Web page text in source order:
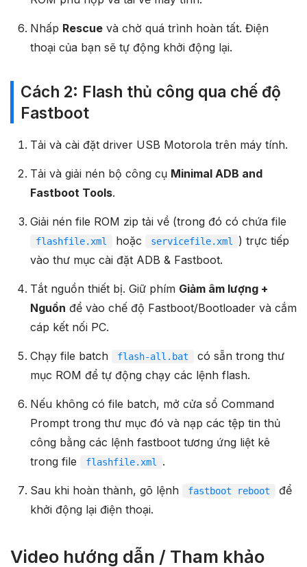
Nhấp Rescuevà chờ quá trình hoàn tất. Điện
thoại của bạn sẽ tự động khởi động lại.
Cách 2: Flash thủ công qua chế độ
Fastboot
Tải và cài đặt driver USB Motorola trên máy tính.
Tải và giải nén bộ công cụ Minimal ADB and
Fastboot Tools.
Giải nén file ROM zip tải về (trong đó có chứa file
flashfile.xml hoặc servicefile.xml
) trực tiếp
vào thư mục cài đặt ADB & Fastboot.
Tắt nguồn thiết bị. Giữ phím Giảm âm lượng +
Nguồn để vào chế độ Fastboot/Bootloader và cắm
cáp kết nối PC.
Chạy file batch flash-all.bat
có sẵn trong thư
mục ROM để tự động chạy các lệnh flash.
Nếu không có file batch, mở cửa sổ Command
Prompt trong thư mục đó và nạp các tệp tin thủ
công bằng các lệnh fastboot tương ứng liệt kê
trong file
flashfile.xml .
Sau khi hoàn thành, gõ lệnh fastboot reboot
để
khởi động lại điện thoại.
Video hướng dẫn / Tham khảo